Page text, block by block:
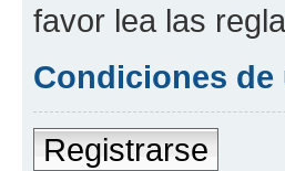
favor lea las
Condiciones de
Registrarse